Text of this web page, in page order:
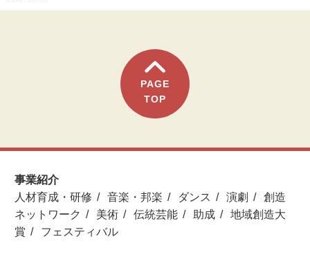
PAGE
TOP
事業紹介
人材育成・研修
音楽・邦楽 ダンス 演劇
創造
ネットワーク
美術 伝統芸能 助成
地域創造大
賞
フェスティバル